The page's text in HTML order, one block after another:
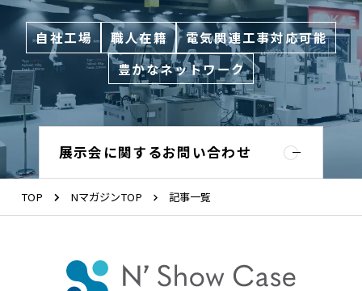
自社工場 職人在籍
電気関連工事対応可能
豊かなネットワーク
展示会に関するお問い合わせ
TOP NマガジンTOP 記事一覧